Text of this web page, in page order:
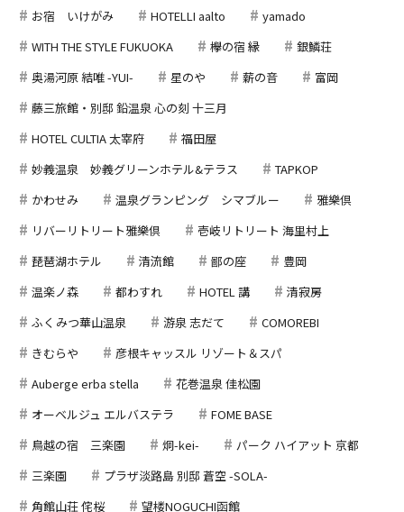
お宿 いけがみ
HOTELLI aalto
yamado
WITH THE STYLE FUKUOKA
欅の宿 縁
銀鱗荘
奥湯河原 結唯 -YUI-
星のや 薪の音
富岡
藤三旅館・別邸 鉛温泉 心の刻 十三月
HOTEL CULTIA 太宰府
福田屋
妙義温泉 妙義グリーンホテル&テラス
TAPKOP
かわせみ
温泉グランピング シマブルー
雅樂倶
リバーリトリート雅樂倶
壱岐リトリート 海里村上
琵琶湖ホテル
清流館 鄙の座
豊岡
温楽ノ森
都わすれ HOTEL 講
清寂房
ふくみつ華山温泉
游泉 志だて
COMOREBI
きむらや
彦根キャッスル リゾート＆スパ
Auberge erba stella
花巻温泉 佳松園
オーベルジュ エルバステラ
FOME BASE
鳥越の宿 三楽園
炯-kei-
パーク ハイアット 京都
三楽園
プラザ淡路島 別邸 蒼空 -SOLA-
角館山荘 侘桜
望楼NOGUCHI函館